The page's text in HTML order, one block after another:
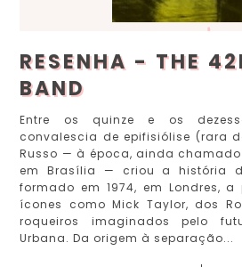
RESENHA - THE
BAND
Entre os quinze e os
convalescia de epifisiólise (rara
Russo — à época, ainda chamado
em Brasília — criou a história
formado em 1974, em Londres,
ícones como Mick Taylor, dos
roqueiros imaginados pelo
Urbana. Da origem à separação...